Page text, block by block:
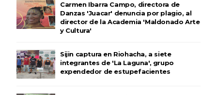
Carmen Ibarra Campo, directora de
Danzas 'Juacar' denuncia por plagio, al
director de la Academia 'Maldonado Arte
y Cultura'
Sijin captura en Riohacha, a siete
integrantes de 'La Laguna', grupo
expendedor de estupefacientes